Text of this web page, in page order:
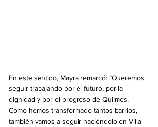
En este sentido, Mayra remarcó: “Queremos
seguir trabajando por el futuro, por la
dignidad y por el progreso de Quilmes.
Como hemos transformado tantos barrios,
también vamos a seguir haciéndolo en Villa